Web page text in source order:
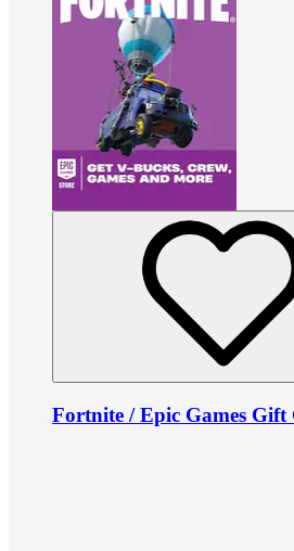
Fortnite / Epic Games Gift